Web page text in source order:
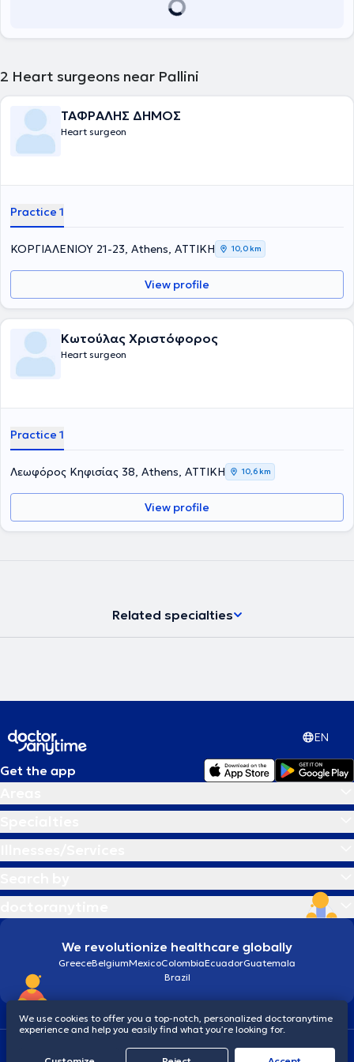
2 Heart surgeons near Pallini
ΤΑΦΡΑΛΗΣ ΔΗΜΟΣ
Heart surgeon
Practice 1
ΚΟΡΓΙΑΛΕΝΙΟΥ 21-23, Athens, ΑΤΤΙΚΗ 10,0 km
View profile
Κωτούλας Χριστόφορος
Heart surgeon
Practice 1
Λεωφόρος Κηφισίας 38, Athens, ΑΤΤΙΚΗ 10,6 km
View profile
Related specialties
EN
Get the app
We revolutionize healthcare globally
GreeceBelgiumMexicoColombiaEcuadorGuatemala
Brazil
Cookiesdoctoranytime: Data Protection Policy
We use cookies to offer you a top-notch, personalized doctoranytime
experience and help you easily find what you’re looking for.